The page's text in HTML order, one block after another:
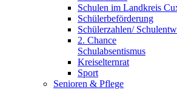
Schulen im Landkreis
Schülerbeförderung
Schülerzahlen/
2. Chance
Schulabsentismus
Kreiselternrat
Sport
Senioren & Pflege